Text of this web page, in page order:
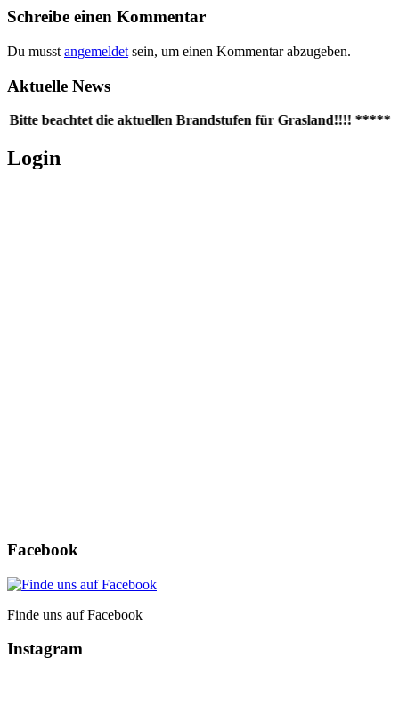
Schreibe einen Kommentar
Du musst angemeldet sein, um einen Kommentar abzugeben.
Aktuelle News
beachtet die aktuellen Brandstufen für Grasland!!!! *****
Login
Facebook
Finde uns auf Facebook
Instagram